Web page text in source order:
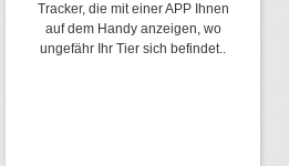
Tracker, die mit einer APP Ihnen
auf dem Handy anzeigen, wo
ungefähr Ihr Tier sich befindet..